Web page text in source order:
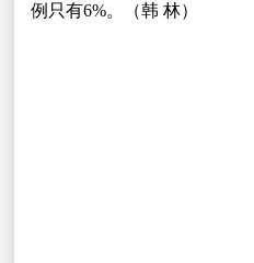
例只有6%。（韩 林）